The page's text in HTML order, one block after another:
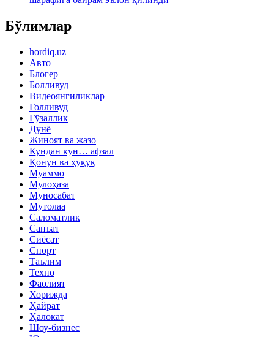
Бўлимлар
hordiq.uz
Авто
Блогер
Болливуд
Видеоянгиликлар
Голливуд
Гўзаллик
Дунё
Жиноят ва жазо
Кундан кун… афзал
Қонун ва ҳуқуқ
Муаммо
Мулоҳаза
Муносабат
Мутолаа
Саломатлик
Санъат
Сиёсат
Спорт
Таълим
Техно
Фаолият
Хорижда
Ҳайрат
Ҳалокат
Шоу-бизнес